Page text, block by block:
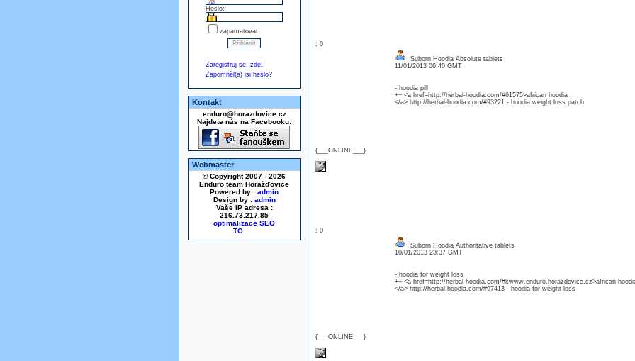
Heslo:
zapamatovat
Zaregistruj se, zde!
Zapomněl(a) jsi heslo?
Kontakt
enduro@horazdovice.cz
Najdete nás na Facebooku:
Webmaster
© Copyright 2007 - 2026
Enduro team Horažďovice
Powered by : admin
Design by : admin
Vaše IP adresa :
216.73.217.85
optimalizace SEO
: 0
{___ONLINE___}
Suborn Hoodia Absolute tablets
11/01/2013 06:40 GMT
- hoodia pill
++ <a href=http://herbal-hoodia.com/#61575>african hoodia
</a> http://herbal-hoodia.com/#93221 - hoodia weight loss patch
: 0
{___ONLINE___}
Suborn Hoodia Authoritative tablets
10/01/2013 23:37 GMT
- hoodia for weight loss
++ <a href=http://herbal-hoodia.com/#kwww.enduro.horazdovice.cz>african
</a> http://herbal-hoodia.com/#97413 - hoodia for weight loss